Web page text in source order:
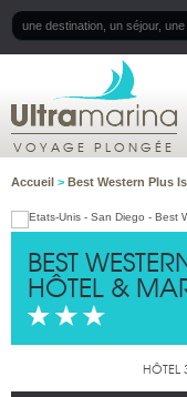
VOYAGE PLONGÉE
Accueil > Best Western Plus
BEST
HÔTEL &
HÔTEL